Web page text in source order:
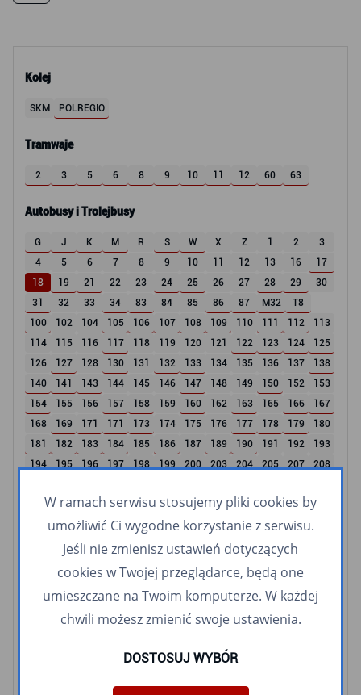
Kolej
SKM POLREGIO
Tramwaje
2 3 5 6 8 9 10 11 12 60 63
Autobusy i Trolejbusy
G J K M R S W X Z 1 2
3
4
5 6 7 8 9 10 11 12 13 16
17
18
19 21 22 23 24 25 26 27 28 29
30
31
32 33 34 83 84 85 86 87 M32
T8
100
102 104 105 106 107 108 109 110 111 112
113
114
115 116 117 118 119 120 121 122 123 124
125
126
127 128 130 131 132 133 134 135 136 137
138
140
141 143 144 145 146 147 148 149 150 152
153
154
155 156 157 158 159 160 162 163 165 166
167
168
169 171 171 173 174 175 176 177 178 179
180
181
182 183 184 185 186 187 189 190 191 192
193
194
195 196 197 198 199 200 203 204 205 207
208
265
267 268 269 282 283 287 288 289 295 307
309
365 507 512 600 606 607 612 622 658 700
723 740 760 770 911 940 959
Linie nocne
N2 N3 N4 N6 N8 N9 N14
N16
W ramach serwisu stosujemy pliki cookies by
umożliwić Ci wygodne korzystanie z serwisu.
Jeśli nie zmienisz ustawień dotyczących
cookies w Twojej przeglądarce, będą one
umieszczane na Twoim komputerze. W każdej
chwili możesz zmienić swoje ustawienia.
DOSTOSUJ WYBÓR